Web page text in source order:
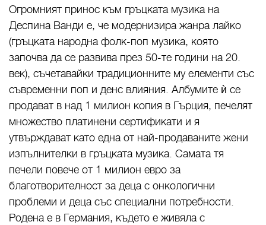
Огромният принос към гръцката музика на
Деспина Ванди е, че модернизира жанра лайко
(гръцката народна фолк-поп музика, която
започва да се развива през 50-те години на 20.
век), съчетавайки традиционните му елементи със
съвременни поп и денс влияния. Албумите ѝ се
продават в над 1 милион копия в Гърция, печелят
множество платинени сертификати и я
утвърждават като една от най-продаваните жени
изпълнителки в гръцката музика. Самата тя
печели повече от 1 милион евро за
благотворителност за деца с онкологични
проблеми и деца със специални потребности.
Родена е в Германия, където е живяла с